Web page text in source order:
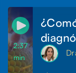
2:37
min